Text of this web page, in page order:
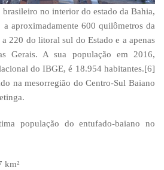
no interior do estado da Bahia,
a aproximadamente 600 quilômetros da
220 do litoral sul do Estado e a apenas
Gerais. A sua população em 2016,
do IBGE, é 18.954 habitantes.[6]
na mesorregião do Centro-Sul Baiano
população do entufado-baiano no
km²